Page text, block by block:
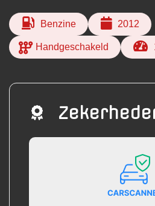
Benzine 2012
Handgeschakeld